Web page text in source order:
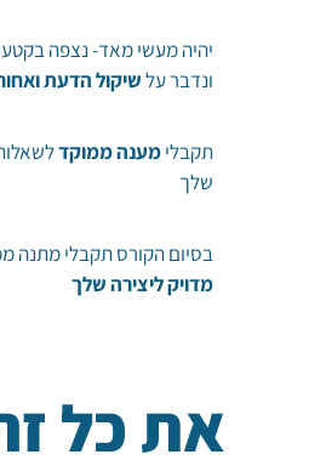
יהיה מעשי מאד- נצפה בקטעי
ונדבר עלשיקול הדעת
תקבלימענה ממוקד
שלך
בסיום הקורס תקבלי מתנה
מדויק ליצירה שלך
את כל